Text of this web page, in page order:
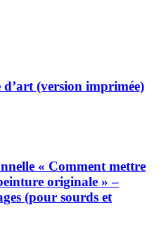
(version imprimée)
« Comment mettre
originale » –
(pour sourds et